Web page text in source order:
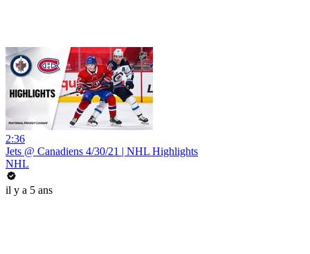
2:36
Jets @ Canadiens 4/30/21 | NHL Highlights
NHL
il y a 5 ans